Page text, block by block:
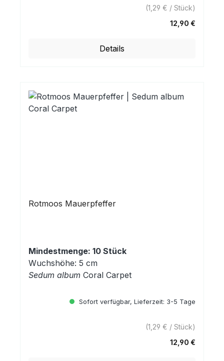
(1,29 € / Stück)
12,90 €
Details
Rotmoos Mauerpfeffer
Mindestmenge: 10 Stück
Wuchshöhe: 5 cm
Sedum album Coral Carpet
Sofort verfügbar, Lieferzeit: 3-5 Tage
(1,29 € / Stück)
12,90 €